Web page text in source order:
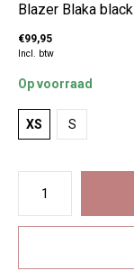
Blazer Blaka black
€99,95
Incl. btw
Op voorraad
XS S